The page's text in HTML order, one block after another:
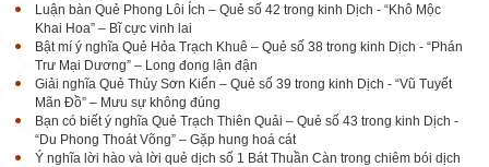
Luận bàn Quẻ Phong Lôi Ích – Quẻ số 42 trong kinh Dịch - “Khô Mộc
Khai Hoa” – Bĩ cực vinh lai
Bật mí ý nghĩa Quẻ Hỏa Trạch Khuê – Quẻ số 38 trong kinh Dịch - “Phán
Trư Mại Dương” – Long đong lận đận
Giải nghĩa Quẻ Thủy Sơn Kiển – Quẻ số 39 trong kinh Dịch - “Vũ Tuyết
Mãn Đồ” – Mưu sự không đúng
Bạn có biết ý nghĩa Quẻ Trạch Thiên Quải – Quẻ số 43 trong kinh Dịch -
“Du Phong Thoát Võng” – Gặp hung hoá cát
Ý nghĩa lời hào và lời quẻ dịch số 1 Bát Thuần Càn trong chiêm bói dịch